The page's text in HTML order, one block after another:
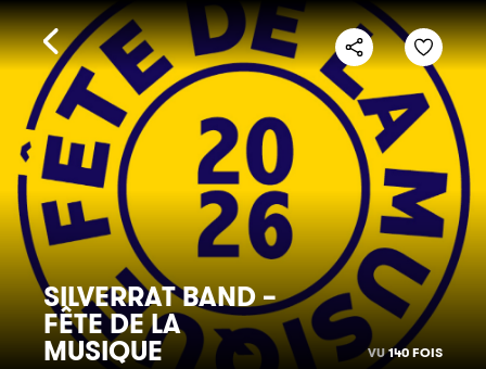
SILVERRAT BAND –
FÊTE DE LA
MUSIQUE VU140 FOIS